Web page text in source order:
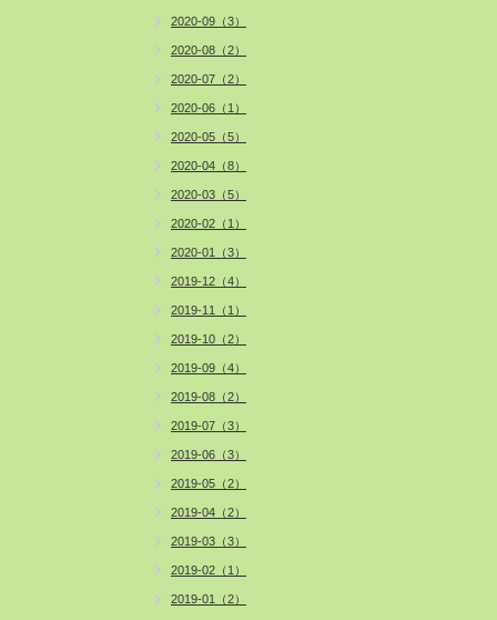
2020-09（3）
2020-08（2）
2020-07（2）
2020-06（1）
2020-05（5）
2020-04（8）
2020-03（5）
2020-02（1）
2020-01（3）
2019-12（4）
2019-11（1）
2019-10（2）
2019-09（4）
2019-08（2）
2019-07（3）
2019-06（3）
2019-05（2）
2019-04（2）
2019-03（3）
2019-02（1）
2019-01（2）